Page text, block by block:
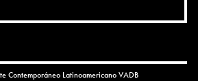
LatinoamericanoVADB